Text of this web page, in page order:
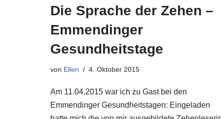
Die Sprache der Zehen –
Emmendinger
Gesundheitstage
von Ellen 4. Oktober 2015
Am 11.04.2015 war ich zu Gast bei den
Emmendinger Gesundheitstagen: Eingeladen